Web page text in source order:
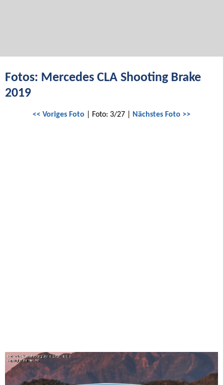
Fotos: Mercedes CLA Shooting Brake
2019
<< Voriges Foto | Foto: 3/27 | Nächstes Foto >>